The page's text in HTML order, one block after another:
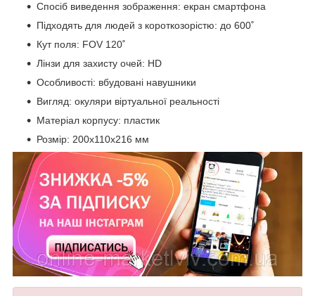
Спосіб виведення зображення: екран смартфона
Підходять для людей з короткозорістю: до 600˚
Кут поля: FOV 120˚
Лінзи для захисту очей: HD
Особливості: вбудовані навушники
Вигляд: окуляри віртуальної реальності
Матеріал корпусу: пластик
Розмір: 200x110x216 мм